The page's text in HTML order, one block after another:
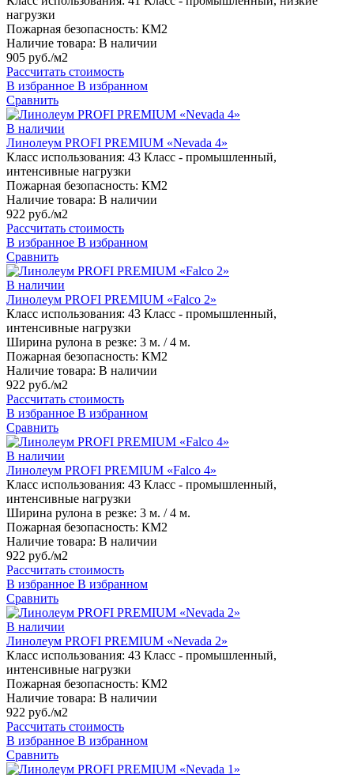
нагрузки
Пожарная безопасность: КМ2
Наличие товара: В наличии
905 руб./м2
Рассчитать стоимость
В избранное В избранном
Сравнить
В наличии
Линолеум PROFI PREMIUM «Nevada 4»
Класс использования: 43 Класс - промышленный,
интенсивные нагрузки
Пожарная безопасность: КМ2
Наличие товара: В наличии
922 руб./м2
Рассчитать стоимость
В избранное В избранном
Сравнить
В наличии
Линолеум PROFI PREMIUM «Falco 2»
Класс использования: 43 Класс - промышленный,
интенсивные нагрузки
Ширина рулона в резке: 3 м. / 4 м.
Пожарная безопасность: КМ2
Наличие товара: В наличии
922 руб./м2
Рассчитать стоимость
В избранное В избранном
Сравнить
В наличии
Линолеум PROFI PREMIUM «Falco 4»
Класс использования: 43 Класс - промышленный,
интенсивные нагрузки
Ширина рулона в резке: 3 м. / 4 м.
Пожарная безопасность: КМ2
Наличие товара: В наличии
922 руб./м2
Рассчитать стоимость
В избранное В избранном
Сравнить
В наличии
Линолеум PROFI PREMIUM «Nevada 2»
Класс использования: 43 Класс - промышленный,
интенсивные нагрузки
Пожарная безопасность: КМ2
Наличие товара: В наличии
922 руб./м2
Рассчитать стоимость
В избранное В избранном
Сравнить